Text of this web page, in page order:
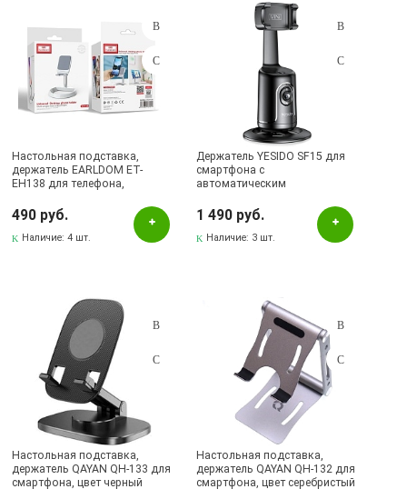
Настольная подставка,
держатель EARLDOM ET-
EH138 для телефона,
бело серебристый
490 руб.
Наличие:4 шт.
Держатель YESIDO SF15 для
смартфона с
автоматическим
черный (распродажа -50%)
1 490 руб.
Наличие: 3 шт.
Настольная подставка,
держатель QAYAN QH-133 для
смартфона, цвет черный
Настольная подставка,
держатель QAYAN QH-132 для
смартфона, цвет серебристый